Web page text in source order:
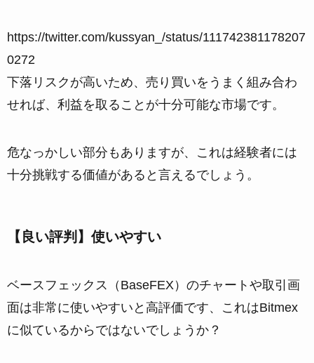
https://twitter.com/kussyan_/status/111742381178207
0272
下落リスクが高いため、売り買いをうまく組み合わ
せれば、利益を取ることが十分可能な市場です。
危なっかしい部分もありますが、これは経験者には
十分挑戦する価値があると言えるでしょう。
【良い評判】使いやすい
ベースフェックス（BaseFEX）のチャートや取引画
面は非常に使いやすいと高評価です、これはBitmex
に似ているからではないでしょうか？